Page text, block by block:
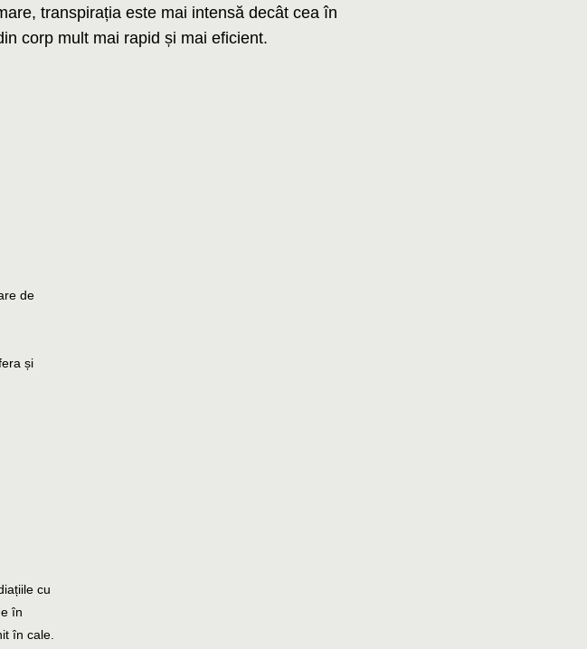
transpirația este mai intensă decât cea în
corp mult mai rapid și mai eficient.
de
și
cu
în
în cale.